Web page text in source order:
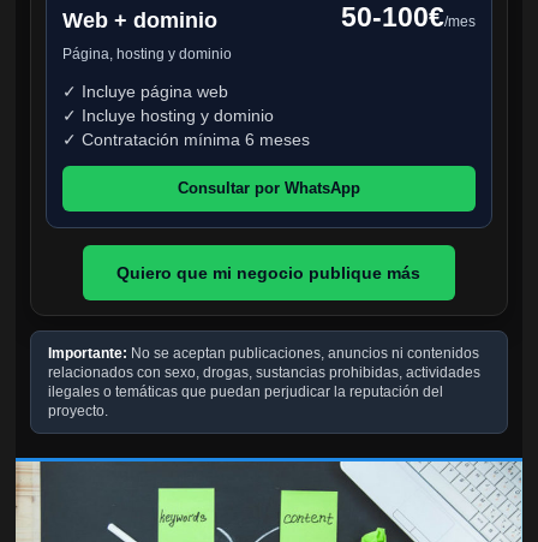
Web + dominio
Página, hosting y dominio
50-100€/mes
✓ Incluye página web
✓ Incluye hosting y dominio
✓ Contratación mínima 6 meses
Consultar por WhatsApp
Quiero que mi negocio publique más
Importante: No se aceptan publicaciones, anuncios ni contenidos
relacionados con sexo, drogas, sustancias prohibidas, actividades
ilegales o temáticas que puedan perjudicar la reputación del
proyecto.